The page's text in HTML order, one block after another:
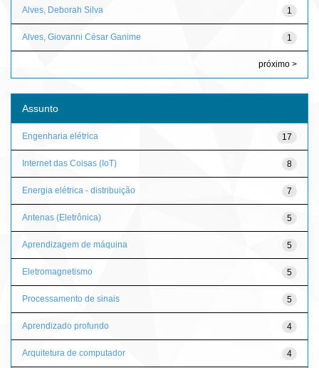
1
Alves, Deborah Silva
1
Alves, Giovanni César Ganime
próximo >
Assunto
17
Engenharia elétrica
8
Internet das Coisas (IoT)
7
Energia elétrica - distribuição
5
Antenas (Eletrônica)
5
Aprendizagem de máquina
5
Eletromagnetismo
5
Processamento de sinais
4
Aprendizado profundo
4
Arquitetura de computador